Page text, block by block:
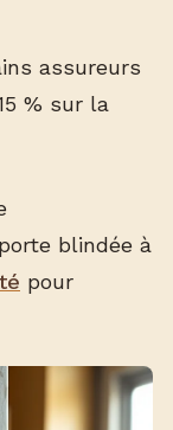
assureurs
% sur la
blindée à
pour